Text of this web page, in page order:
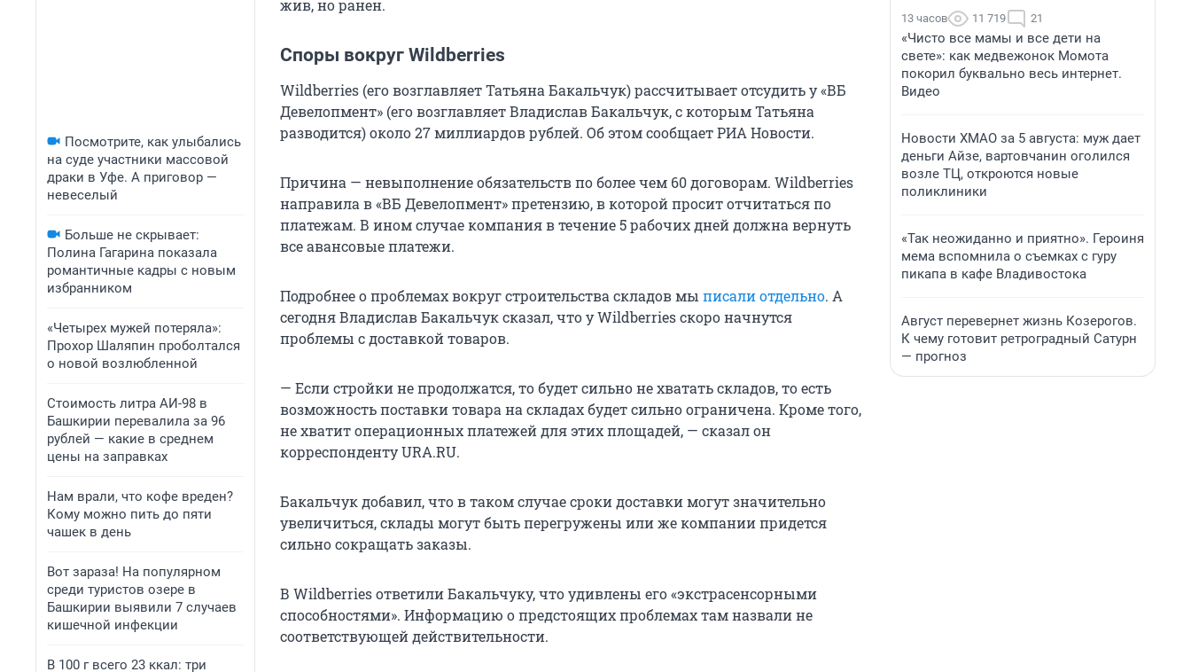
Посмотрите, как улыбались
на суде участники массовой
драки в Уфе. А приговор —
невеселый
Больше не скрывает:
Полина Гагарина показала
романтичные кадры с новым
избранником
«Четырех мужей потеряла»:
Прохор Шаляпин проболтался
о новой возлюбленной
Стоимость литра АИ-98 в
Башкирии перевалила за 96
рублей — какие в среднем
цены на заправках
Нам врали, что кофе вреден?
Кому можно пить до пяти
чашек в день
Вот зараза! На популярном
среди туристов озере в
Башкирии выявили 7 случаев
кишечной инфекции
В 100 г всего 23 ккал: три
жив, но ранен.
Споры вокруг Wildberries
Wildberries (его возглавляет Татьяна Бакальчук) рассчитывает отсудить у «ВБ
Девелопмент» (его возглавляет Владислав Бакальчук, с которым Татьяна
разводится) около 27 миллиардов рублей. Об этом сообщает РИА Новости.
Причина — невыполнение обязательств по более чем 60 договорам. Wildberries
направила в «ВБ Девелопмент» претензию, в которой просит отчитаться по
платежам. В ином случае компания в течение 5 рабочих дней должна вернуть
все авансовые платежи.
Подробнее о проблемах вокруг строительства складов мы писали отдельно. А
сегодня Владислав Бакальчук сказал, что у Wildberries скоро начнутся
проблемы с доставкой товаров.
— Если стройки не продолжатся, то будет сильно не хватать складов, то есть
возможность поставки товара на складах будет сильно ограничена. Кроме того,
не хватит операционных платежей для этих площадей, — сказал он
корреспонденту URA.RU.
Бакальчук добавил, что в таком случае сроки доставки могут значительно
увеличиться, склады могут быть перегружены или же компании придется
сильно сокращать заказы.
В Wildberries ответили Бакальчуку, что удивлены его «экстрасенсорными
способностями». Информацию о предстоящих проблемах там назвали не
соответствующей действительности.
13 часов 11 719 21
«Чисто все мамы и все дети на
свете»: как медвежонок Момота
покорил буквально весь интернет.
Видео
Новости ХМАО за 5 августа: муж дает
деньги Айзе, вартовчанин оголился
возле ТЦ, откроются новые
поликлиники
«Так неожиданно и приятно». Героиня
мема вспомнила о съемках с гуру
пикапа в кафе Владивостока
Август перевернет жизнь Козерогов.
К чему готовит ретроградный Сатурн
— прогноз